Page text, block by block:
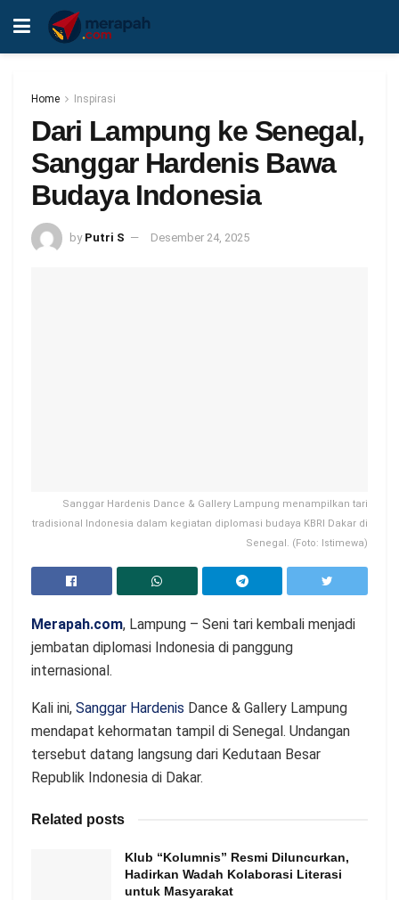
Home Inspirasi
Dari Lampung ke Senegal,
Sanggar Hardenis Bawa
Budaya Indonesia
by Putri S Desember 24, 2025
Sanggar Hardenis Dance & Gallery Lampung menampilkan tari
tradisional Indonesia dalam kegiatan diplomasi budaya KBRI Dakar di
Senegal. (Foto: Istimewa)
Merapah.com, Lampung – Seni tari kembali menjadi
jembatan diplomasi Indonesia di panggung
internasional.
Kali ini, Sanggar Hardenis Dance & Gallery Lampung
mendapat kehormatan tampil di Senegal. Undangan
tersebut datang langsung dari Kedutaan Besar
Republik Indonesia di Dakar.
Related posts
Klub “Kolumnis” Resmi Diluncurkan,
Hadirkan Wadah Kolaborasi Literasi
untuk Masyarakat